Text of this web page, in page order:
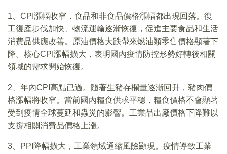
1、CPI漲幅收窄，食品和非食品價格漲幅都出現回落。復
工復產步伐加快、物流運輸逐漸恢復，促進主要食品和生活
消費品供應改善。原油價格大跌帶來燃油類零售價格顯著下
降。核心CPI漲幅擴大，表明國內疫情防控形勢好轉後相關
領域的需求開始恢復。
2、年內CPI高點已過。隨著生豬存欄量逐漸回升，豬肉價
格漲幅將收窄。當前國內糧食供求平穩，糧食價格不會顯著
受到疫情全球蔓延和蟲災的影響。工業品出廠價格下降難以
支撐相關消費品價格上漲。
3、PPI降幅擴大，工業領域通縮風險顯現。疫情導致工業